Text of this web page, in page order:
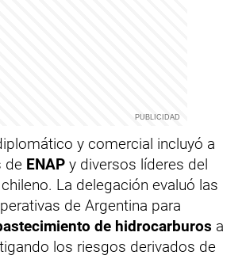
y comercial incluyó a
de ENAP y diversos líderes del
La delegación evaluó las
de Argentina para
de hidrocarburos a
los riesgos derivados de